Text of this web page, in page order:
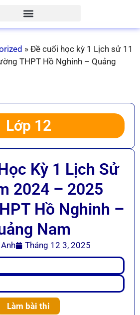
» Đề cuối học kỳ 1 Lịch sử 11
THPT Hồ Nghinh – Quảng
Lớp 12
Kỳ 1 Lịch Sử
2024 – 2025
Hồ Nghinh –
Nam
Tháng 12 3, 2025
Làm bài thi